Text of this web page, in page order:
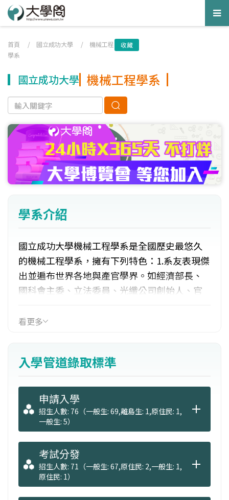
首頁 / 國立成功大學 / 機械工程
學系
收藏
國立成功大學 機械工程學系
學系介紹
國立成功大學機械工程學系是全國歷史最悠久
的機械工程學系，擁有下列特色：1.系友表現傑
出並遍布世界各地與產官學界。如經濟部長、
國科會主委、立法委員、光纖公司創始人、官
內容紮實且深具彈性，可輕易的轉入或橫跨其
鏡、五軸加工機、快速設計製造系統等先進設
備。
看更多
入學管道錄取標準
申請入學
招生人數: 76（一般生: 69,離島生: 1,原住民: 1,
一般生: 5）
考試分發
招生人數: 71（一般生: 67,原住民: 2,一般生: 1,
原住民: 1）